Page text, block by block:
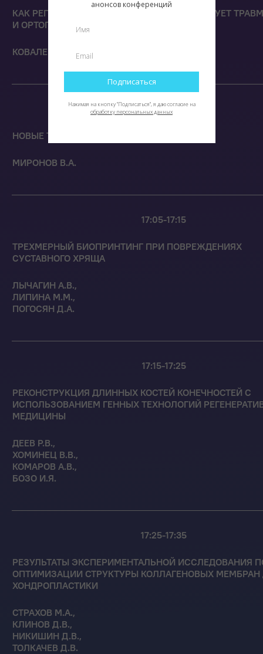
анонсов конференций
Подписаться
Нажимая на кнопку "Подписаться", я даю согласие на
обработку персональных данных
КАК РЕГЕНЕРАТИВНАЯ МЕДИЦИНА ПРЕОБРАЗУЕТ
И ОРТОПЕДИЮ?
КОВАЛЕВ А.В.
16:55-17:05
НОВЫЕ ТРЕНДЫ В БИОПЕЧАТИ
МИРОНОВ В.А.
17:05-17:15
ТРЕХМЕРНЫЙ БИОПРИНТИНГ ПРИ ПОВРЕЖДЕНИЯХ
СУСТАВНОГО ХРЯЩА
ЛЫЧАГИН А.В.,
ЛИПИНА М.М.,
ПОГОСЯН Д.А.
17:15-17:25
РЕКОНСТРУКЦИЯ ДЛИННЫХ КОСТЕЙ КОНЕЧНОСТЕЙ С
ИСПОЛЬЗОВАНИЕМ ГЕННЫХ ТЕХНОЛОГИЙ
МЕДИЦИНЫ
ДЕЕВ Р.В.,
ХОМИНЕЦ В.В.,
КОМАРОВ А.В.,
БОЗО И.Я.
17:25-17:35
РЕЗУЛЬТАТЫ ЭКСПЕРИМЕНТАЛЬНОЙ ИССЛЕДОВАНИЯ
ОПТИМИЗАЦИИ СТРУКТУРЫ КОЛЛАГЕНОВЫХ МЕМБРАН
ХОНДРОПЛАСТИКИ
СТРАХОВ М.А.,
КЛИНОВ Д.В.,
НИКИШИН Д.В.,
ТОЛКАЧЕВ Д.В.